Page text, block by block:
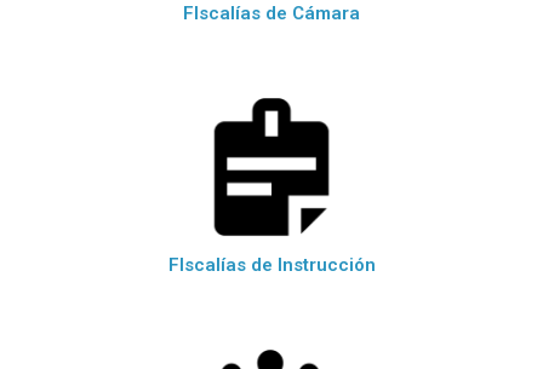
FIscalías de Cámara
FIscalías de Instrucción